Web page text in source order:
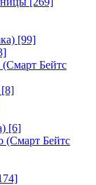
[99]
Бейтс
[8]
[6]
(Смарт Бейтс